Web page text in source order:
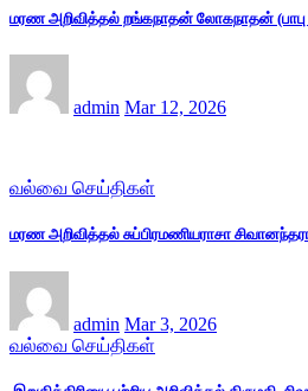
மரண அறிவித்தல் றங்கநாதன் லோகநாதன் (பாபு
admin Mar 12, 2026
வல்வை செய்திகள்
மரண அறிவித்தல் சுப்பிரமணியராசா
admin Mar 3, 2026
வல்வை செய்திகள்